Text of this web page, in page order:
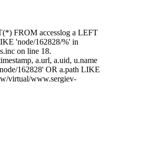
FROM accesslog a LEFT
'node/162828/%' in
on line 18.
a.url, a.uid, u.name
162828' OR a.path LIKE
virtual/www.sergiev-